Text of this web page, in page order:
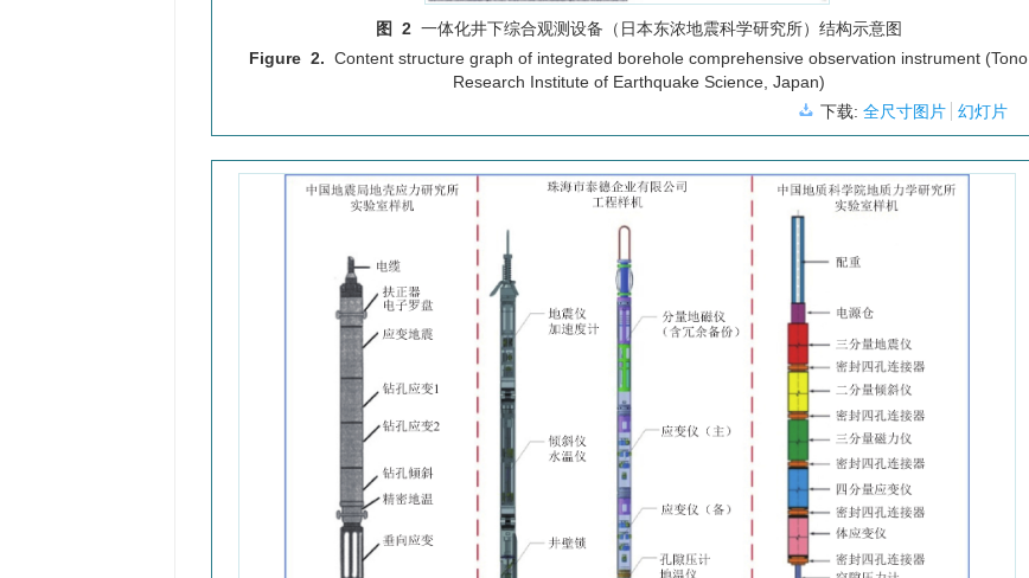
图 2 一体化井下综合观测设备（日本东浓地震科学研究所）结构示意图
Figure 2. Content structure graph of integrated borehole comprehensive observation instrument (Tono
Research Institute of Earthquake Science, Japan)
下载:全尺寸图片 幻灯片